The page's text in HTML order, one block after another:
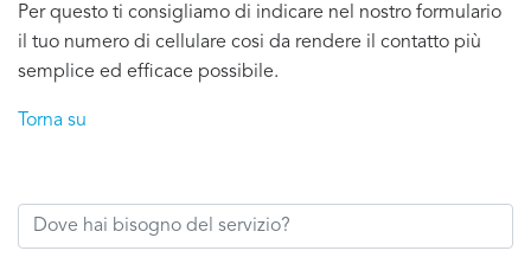
Per questo ti consigliamo di indicare nel nostro formulario
il tuo numero di cellulare cosi da rendere il contatto più
semplice ed efficace possibile.
Torna su